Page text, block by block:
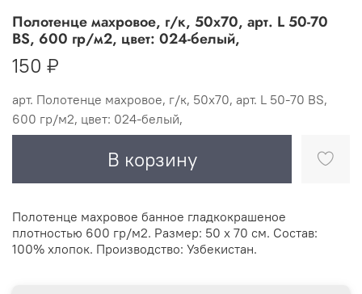
арт. Полотенце махровое, г/к, 50х70, арт. L 50-70 BS,
600 гр/м2, цвет: 024-белый,
Полотенце махровое, г/к, 50х70, арт. L 50-70
BS, 600 гр/м2, цвет: 024-белый,
150 ₽
В корзину
Полотенце махровое банное гладкокрашеное
плотностью 600 гр/м2. Размер: 50 х 70 см. Состав:
100% хлопок. Производство: Узбекистан.